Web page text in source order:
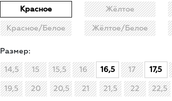
Красное Жёлтое
Красное/Белое Жёлтое/Белое
Размер:
14,5 15 15,5 16 16,5 17 17,5
19,5 20 20,5 21 21,5 22 22,5